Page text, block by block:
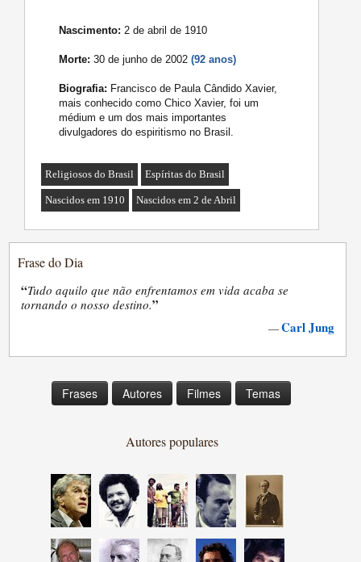
Nascimento: 2 de abril de 1910
Morte: 30 de junho de 2002(92 anos)
Biografia: Francisco de Paula Cândido Xavier,
mais conhecido como Chico Xavier, foi um
médium e um dos mais importantes
divulgadores do espiritismo no Brasil.
Religiosos do Brasil Espíritas do Brasil
Nascidos em 1910 Nascidos em 2 de Abril
Frase do Dia
“Tudo aquilo que não enfrentamos em vida acaba se
tornando o nosso destino.”
—Carl Jung
Frases Autores Filmes Temas
Autores populares